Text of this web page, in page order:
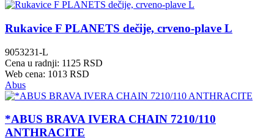
Rukavice F PLANETS dečije, crveno-plave L
9053231-L
Cena u radnji: 1125 RSD
Web cena: 1013 RSD
Abus
*ABUS BRAVA IVERA CHAIN 7210/110
ANTHRACITE